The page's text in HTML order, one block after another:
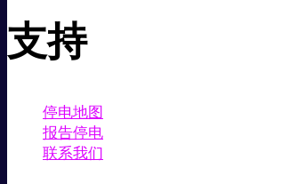
支持
停电地图
报告停电
联系我们